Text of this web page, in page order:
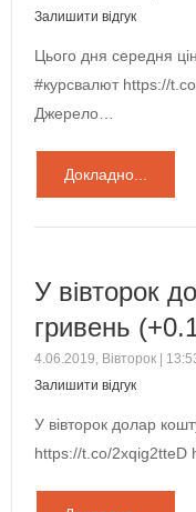
Залишити відгук
Цього дня середня
#курсвалют https://
Джерело…
Докладно...
У вівторок
гривень
4.06.2019, Вівторок |
Залишити відгук
У вівторок долар
https://t.co/2xqig2tteD